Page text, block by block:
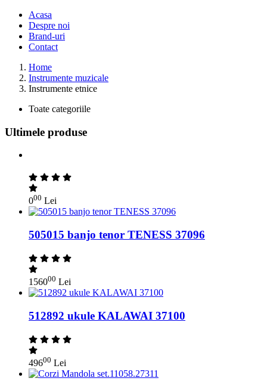
Acasa
Despre noi
Brand-uri
Contact
Home
Instrumente muzicale
Instrumente etnice
Toate categoriile
Ultimele produse
000 Lei
505015 banjo tenor TENESS 37096
156000 Lei
512892 ukule KALAWAI 37100
49600 Lei